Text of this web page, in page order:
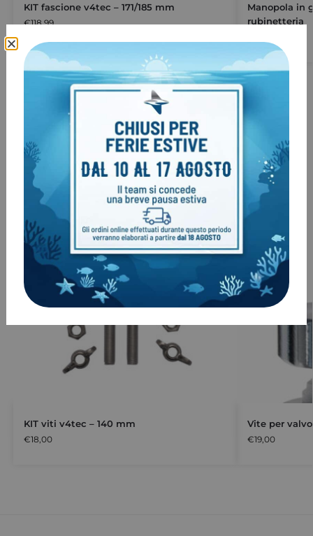
KIT fascione v4tec – 171/185 mm
€118,99
Manopola in
rubinetteria
Clienti come te, hanno acquistato
anche:
KIT viti v4tec – 140 mm
€18,00
Vite per
€19,00